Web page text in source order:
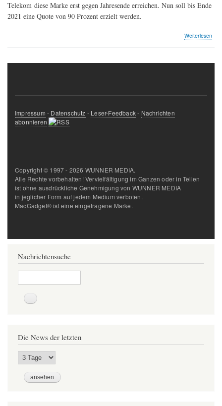
Telekom diese Marke erst gegen Jahresende erreichen. Nun soll bis Ende
2021 eine Quote von 90 Prozent erzielt werden.
Weiterlesen
Impressum - Datenschutz - Leser-Feedback- Nachrichten
abonnieren
Copyright © 1997 - 2026 WUNNER MEDIA.
Alle Rechte vorbehalten! Vervielfältigung im Ganzen oder in Teilen
ist ohne ausdrückliche Genehmigung von WUNNER MEDIA
in jeglicher Form auf jedem Medium verboten.
MacGadget® ist eine eingetragene Marke.
Nachrichtensuche
Suche
Die News der letzten